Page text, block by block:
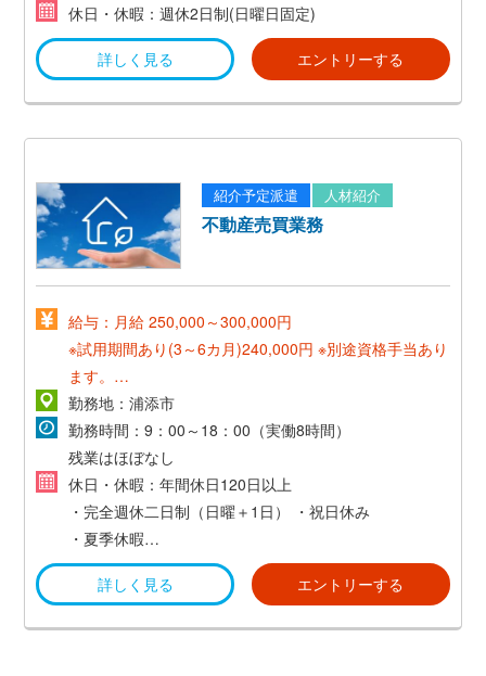
①8：30～13：30
②10：00～15：00
休日・休暇：週休2日制(日曜日固定)
詳しく見る エントリーする
紹介予定派遣 人材紹介
不動産売買業務
給与：月給 250,000～300,000円
※試用期間あり(3～6カ月)240,000円 ※別途資格手当あり
ます。
(宅建/20,000円、賃貸不動産経営管理士5,000円など)
勤務地：浦添市
勤務時間：9：00～18：00（実働8時間）
残業はほぼなし
休日・休暇：年間休日120日以上
・完全週休二日制（日曜＋1日）
・祝日休み
・夏季休暇
・年末年始休暇
詳しく見る
エントリーする